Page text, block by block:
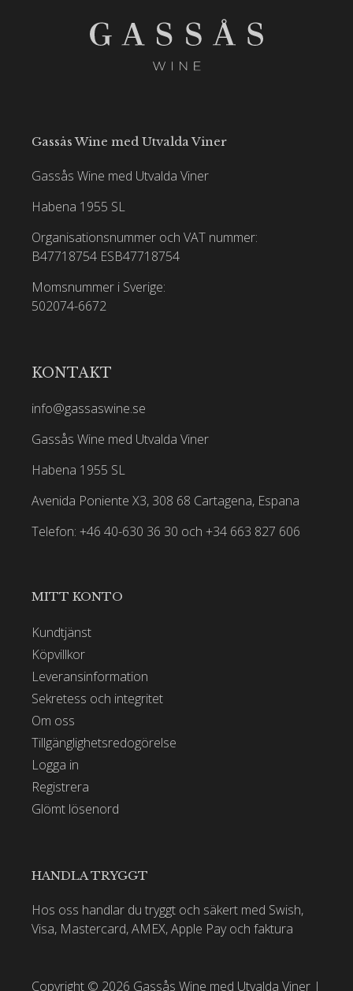
Gassås Wine med Utvalda Viner
Gassås Wine med Utvalda Viner
Habena 1955 SL
Organisationsnummer och VAT nummer:
B47718754 ESB47718754
Momsnummer i Sverige:
502074-6672
KONTAKT
info@gassaswine.se
Gassås Wine med Utvalda Viner
Habena 1955 SL
Avenida Poniente X3, 308 68 Cartagena, Espana
Telefon: +46 40-630 36 30 och +34 663 827 606
MITT KONTO
Kundtjänst
Köpvillkor
Leveransinformation
Sekretess och integritet
Om oss
Tillgänglighetsredogörelse
Logga in
Registrera
Glömt lösenord
HANDLA TRYGGT
Hos oss handlar du tryggt och säkert med Swish,
Visa, Mastercard, AMEX, Apple Pay och faktura
Copyright © 2026 Gassås Wine med Utvalda Viner |